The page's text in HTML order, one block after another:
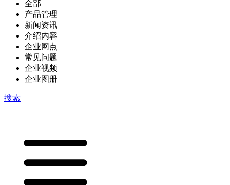
全部
产品管理
新闻资讯
介绍内容
企业网点
常见问题
企业视频
企业图册
搜索